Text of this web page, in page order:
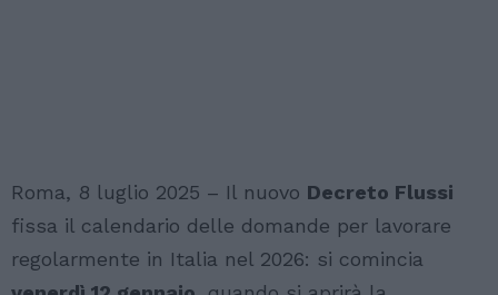
Roma, 8 luglio 2025 – Il nuovo Decreto Flussi
fissa il calendario delle domande per lavorare
regolarmente in Italia nel 2026: si comincia